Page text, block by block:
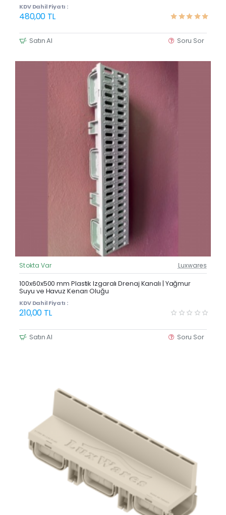
KDV Dahil Fiyatı :
480,00 TL
Satın Al Soru Sor
Güncel Fiyat
Stokta Var Luxwares
100x60x500 mm Plastik Izgaralı Drenaj Kanalı | Yağmur
Suyu ve Havuz Kenarı Oluğu
KDV Dahil Fiyatı :
210,00 TL
Satın Al Soru Sor